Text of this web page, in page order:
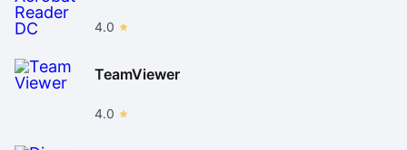
4.0
TeamViewer
4.0